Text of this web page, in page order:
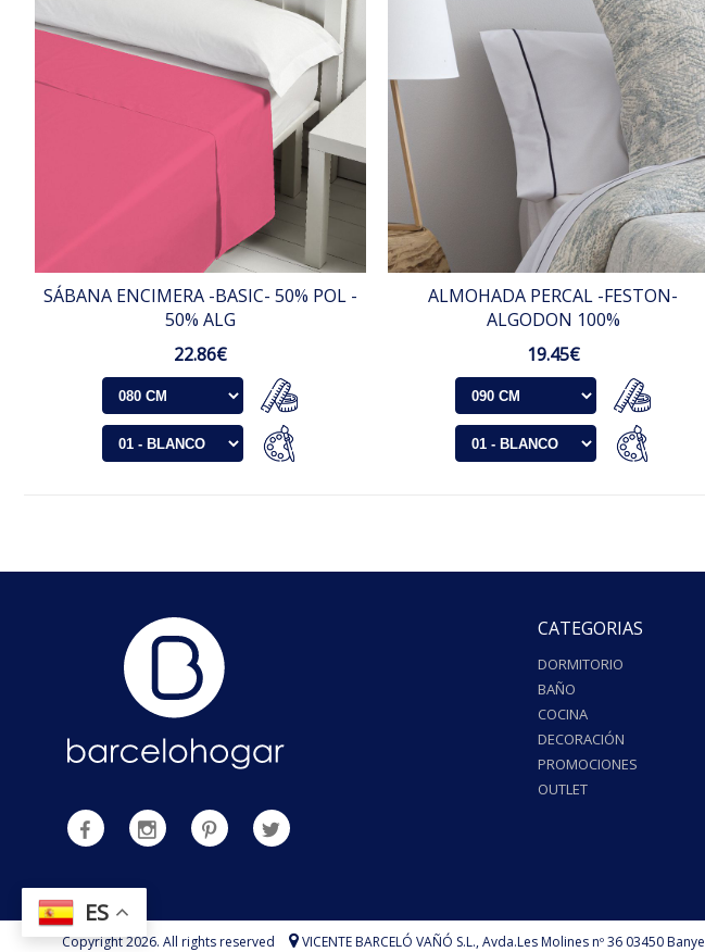
SÁBANA ENCIMERA -BASIC- 50% POL -
50% ALG
22.86€
ALMOHADA PERCAL -FESTON-
ALGODON 100%
19.45€
CATEGORIAS
DORMITORIO
BAÑO
COCINA
DECORACIÓN
PROMOCIONES
OUTLET
Copyright 2026. All rights reserved VICENTE BARCELÓ VAÑÓ S.L.,Avda.Les Molines nº 36 03450
ES